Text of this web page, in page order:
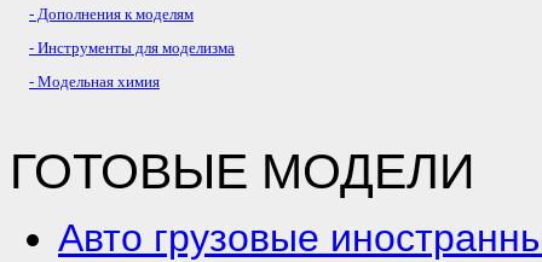
- Дополнения к моделям
- Инструменты для моделизма
- Модельная химия
ГОТОВЫЕ МОДЕЛИ
Авто грузовые